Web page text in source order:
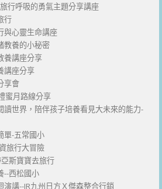
行呼吸的勇氣主題分享講座
行
與心靈生命講座
教養的小秘密
養講座分享
講座分享
享會
蜜月路線分享
世界，陪伴孩子培養看見大未來的能力-
單-五常國小
旅行大冒險
斯寶寶去旅行
--西松國小
講--JR九州日方Ｘ傑森整合行銷